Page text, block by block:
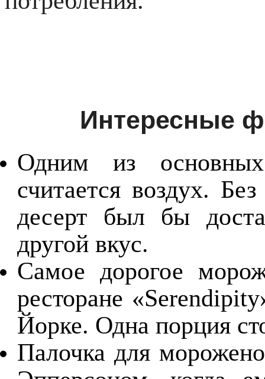
Интересные
Одним из основных
считается воздух.
десерт был бы
другой вкус.
Самое дорогое
ресторане
Йорке. Одна порция
Палочка для